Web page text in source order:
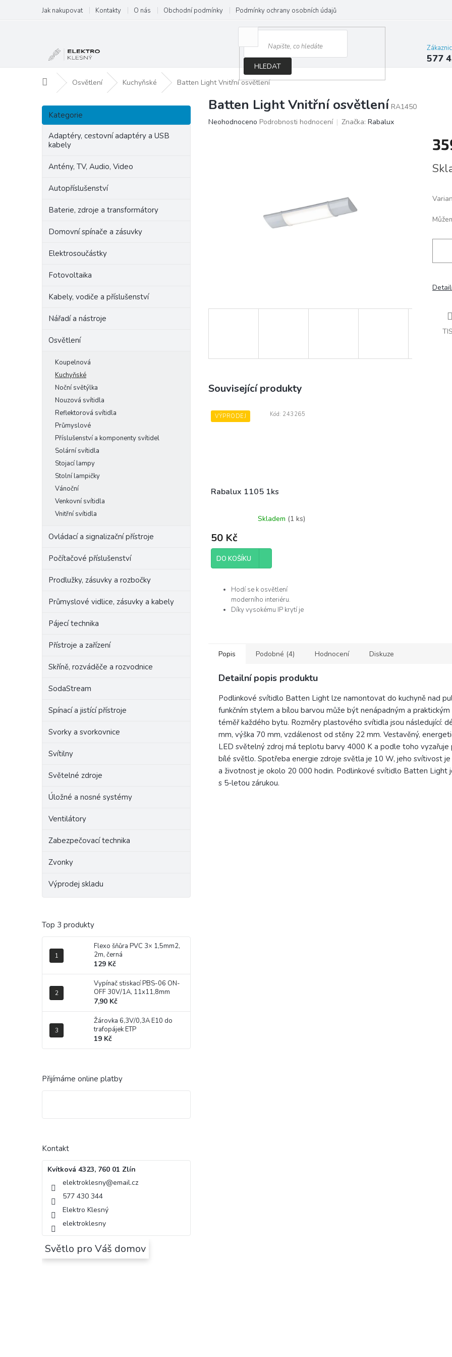
obsah
Jak nakupovat Kontakty O nás Obchodní podmínky Podmínky ochrany osobních údajů
HLEDAT
577
Domů Osvětlení Kuchyňské Batten Light Vnitřní osvětlení
P
s
Přeskočit
kategorie
Kategorie
Adaptéry, cestovní adaptéry a USB
kabely
Antény, TV, Audio, Video
Autopříslušenství
Baterie, zdroje a transformátory
Domovní spínače a zásuvky
Elektrosoučástky
Fotovoltaika
Kabely, vodiče a příslušenství
Nářadí a nástroje
Osvětlení
Koupelnová
Kuchyňské
Noční světýlka
Nouzová svítidla
Reflektorová svítidla
Průmyslové
Příslušenství a komponenty svítidel
Solární svítidla
Stojací lampy
Stolní lampičky
Vánoční
Venkovní svítidla
Vnitřní svítidla
Ovládací a signalizační přístroje
Počítačové příslušenství
Prodlužky, zásuvky a rozbočky
Průmyslové vidlice, zásuvky a kabely
Pájecí technika
Přístroje a zařízení
Skříně, rozváděče a rozvodnice
SodaStream
Spínací a jistící přístroje
Svorky a svorkovnice
Svítilny
Světelné zdroje
Úložné a nosné systémy
Ventilátory
Zabezpečovací technika
Zvonky
Výprodej skladu
Top 3 produkty
Flexo šňůra PVC 3× 1,5mm2,
2m, černá
129 Kč
Vypínač stiskací PBS-06 ON-
OFF 30V/1A, 11x11,8mm
7,90 Kč
Žárovka 6,3V/0,3A E10 do
trafopájek ETP
19 Kč
Přijímáme online platby
Kontakt
Kvítková 4323, 760 01 Zlín
elektroklesny@email.cz
577 430 344
Elektro Klesný
elektroklesny
Světlo pro Váš domov
Batten Light Vnitřní osvětlení RA1450
Průměrné
Neohodnoceno Podrobnosti hodnocení Značka: Rabalux
cena:
Související produkty
VÝPRODEJ
Rabalux 1105 1ks
Skladem (1 ks)
50 Kč
DO KOŠÍKU
Hodí se k osvětlení
moderního interiéru.
Díky vysokému IP krytí je
balení.
Kód: 243265
Popis Podobné (4) Hodnocení Diskuze
Detailní popis produktu
Podlinkové svítidlo Batten Light lze namontovat do kuchyně nad
funkčním stylem a bílou barvou může být nenápadným a
téměř každého bytu. Rozměry plastového svítidla jsou následující:
mm, výška 70 mm, vzdálenost od stěny 22 mm. Vestavěný,
LED světelný zdroj má teplotu barvy 4000 K a podle toho vyzařuje
bílé světlo. Spotřeba energie zdroje světla je 10 W, jeho svítivost
a životnost je okolo 20 000 hodin. Podlinkové svítidlo Batten Light
s 5-letou zárukou.